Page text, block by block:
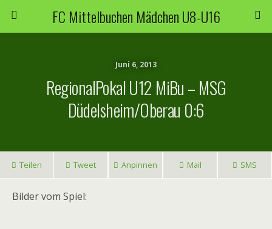
FC Mittelbuchen Mädchen U8-U16
Juni 6, 2013
RegionalPokal U12 MiBu – MSG
Düdelsheim/Oberau 0:6
Teilen Tweet Anpinnen Mail SMS
Bilder vom Spiel: